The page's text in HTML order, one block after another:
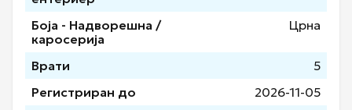
Боја - Надворешна /
каросерија
Црна
Врати
5
Регистриран до
2026-11-05